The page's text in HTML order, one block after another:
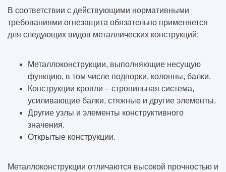
В соответствии с действующими нормативными
требованиями огнезащита обязательно применяется
для следующих видов металлических конструкций:
Металлоконструкции, выполняющие несущую
функцию, в том числе подпорки, колонны, балки.
Конструкции кровли – стропильная система,
усиливающие балки, стяжные и другие элементы.
Другие узлы и элементы конструктивного
значения.
Открытые конструкции.
Металлоконструкции отличаются высокой прочностью и